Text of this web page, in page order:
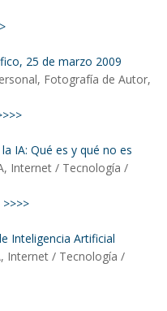
25 de marzo 2009
Fotografía de Autor,
IA: Qué es y qué no es
Internet / Tecnología /
>>>>
Inteligencia Artificial
Internet / Tecnología /